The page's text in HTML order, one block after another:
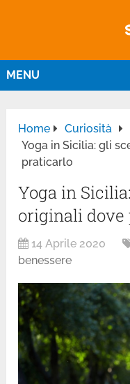
MENU
Home
Curiosità
Yoga in Sicilia: gli
praticarlo
Yoga in
originali
14 Aprile 2020
benessere